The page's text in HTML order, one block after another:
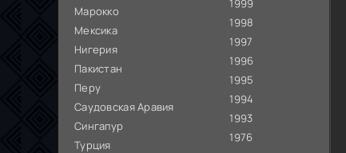
Марокко
Мексика
Нигерия
Пакистан
Перу
Саудовская Аравия
Сингапур
Турция
1999
1998
1997
1996
1995
1994
1993
1976